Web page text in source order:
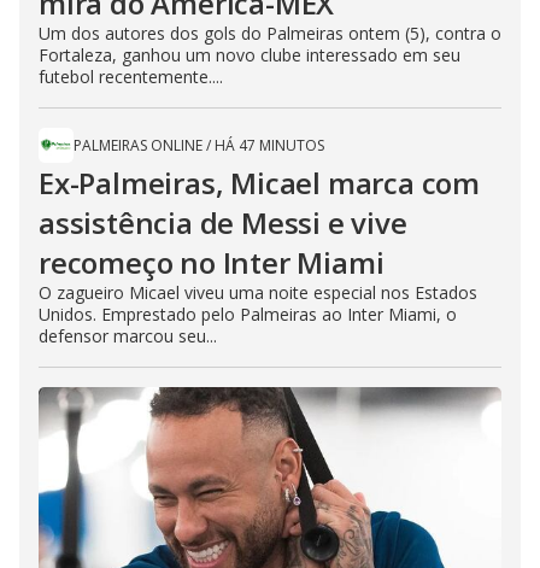
Um dos autores dos gols do Palmeiras ontem (5), contra o
Fortaleza, ganhou um novo clube interessado em seu
futebol recentemente....
PALMEIRAS ONLINE/ HÁ 47 MINUTOS
Ex-Palmeiras, Micael marca com
assistência de Messi e vive
recomeço no Inter Miami
O zagueiro Micael viveu uma noite especial nos Estados
Unidos. Emprestado pelo Palmeiras ao Inter Miami, o
defensor marcou seu...